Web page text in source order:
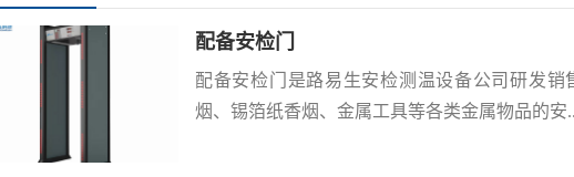
配备安检门
配备安检门是路易生安检测温设备公司研发
烟、锡箔纸香烟、金属工具等各类金属物品的安